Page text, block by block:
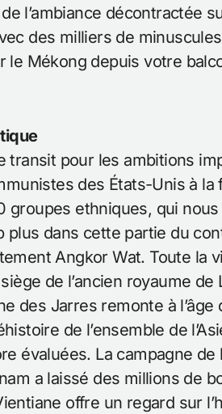
l’ambiance décontractée
des milliers de
le Mékong depuis votre
transit pour les ambitions
des États-Unis à
groupes ethniques, qui
plus dans cette partie du
Angkor Wat. Toute la
de l’ancien royaume
des Jarres remonte à
de l’ensemble de
évaluées. La campagne
a laissé des millions de
offre un regard sur